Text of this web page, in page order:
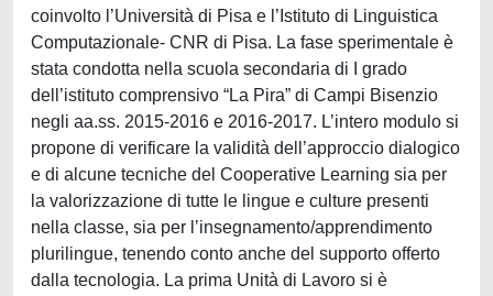
coinvolto l’Università di Pisa e l’Istituto di Linguistica
Computazionale- CNR di Pisa. La fase sperimentale è
stata condotta nella scuola secondaria di I grado
dell’istituto comprensivo “La Pira” di Campi Bisenzio
negli aa.ss. 2015-2016 e 2016-2017. L’intero modulo si
propone di verificare la validità dell’approccio dialogico
e di alcune tecniche del Cooperative Learning sia per
la valorizzazione di tutte le lingue e culture presenti
nella classe, sia per l’insegnamento/apprendimento
plurilingue, tenendo conto anche del supporto offerto
dalla tecnologia. La prima Unità di Lavoro si è